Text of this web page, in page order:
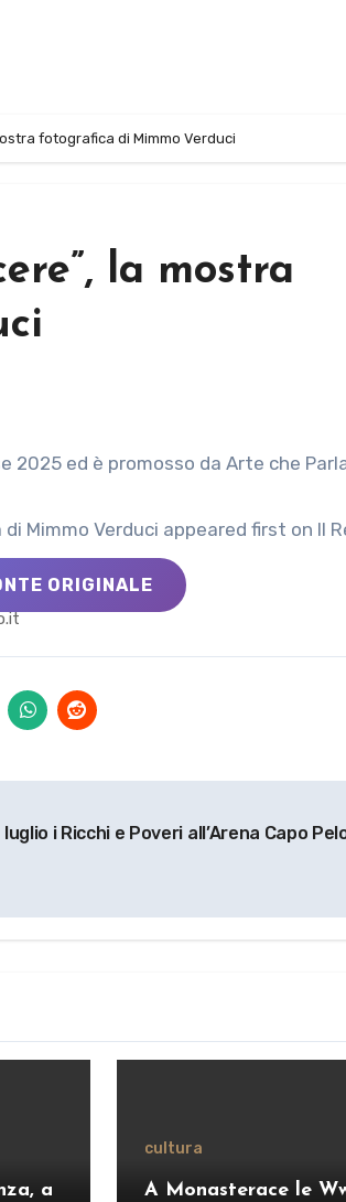
fotografica di Mimmo Verduci
la mostra
Mimmo Verduci appeared first on Il
ORIGINALE
luglio i Ricchi e Poveri all’Arena Capo
a
cultura
A Monasterace le